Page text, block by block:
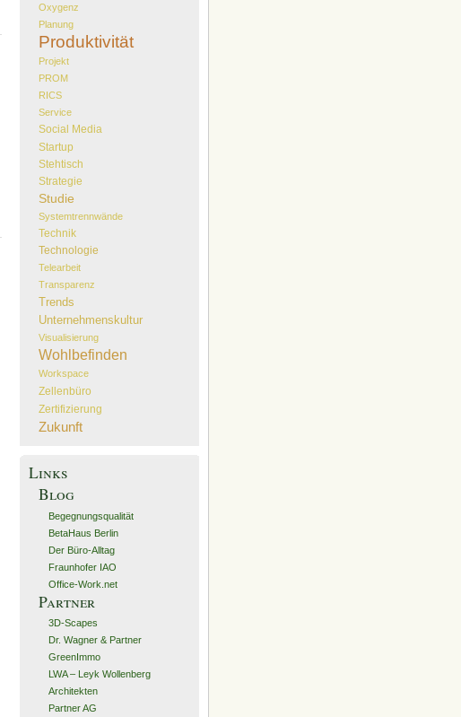
Oxygenz
Planung
Produktivität
Projekt
PROM
RICS
Service
Social Media
Startup
Stehtisch
Strategie
Studie
Systemtrennwände
Technik
Technologie
Telearbeit
Transparenz
Trends
Unternehmenskultur
Visualisierung
Wohlbefinden
Workspace
Zellenbüro
Zertifizierung
Zukunft
Links
Blog
Begegnungsqualität
BetaHaus Berlin
Der Büro-Alltag
Fraunhofer IAO
Office-Work.net
Partner
3D-Scapes
Dr. Wagner & Partner
GreenImmo
LWA – Leyk Wollenberg
Architekten
Partner AG